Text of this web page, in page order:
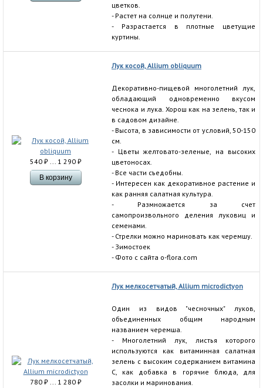
цветков.
- Растет на солнце и полутени.
- Разрастается в плотные цветущие
куртины.
540 ₽... 1 290 ₽
Лук косой, Allium obliquum
Декоративно-пищевой многолетний лук,
обладающий одновременно вкусом
чеснока и лука. Хорош как на зелень, так и
в садовом дизайне.
- Высота, в зависимости от условий, 50-150
см.
- Цветы желтовато-зеленые, на высоких
цветоносах.
- Все части съедобны.
- Интересен как декоративное растение и
как ранняя салатная культура.
- Размножается за счет
самопроизвольного деления луковиц и
семенами.
- Стрелки можно мариновать как черемшу.
- Зимостоек
- Фото с сайта o-flora.com
780 ₽... 1 280 ₽
Лук мелкосетчатый, Allium microdictyon
Один из видов "чесночных" луков,
объединенных общим народным
названием черемша.
- Многолетний лук, листья которого
используются как витаминная салатная
зелень с высоким содержанием витамина
С, как добавка в горячие блюда, для
засолки и маринования.